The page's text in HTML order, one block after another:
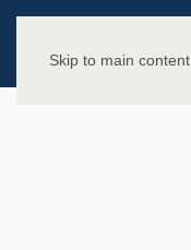
Skip to main content